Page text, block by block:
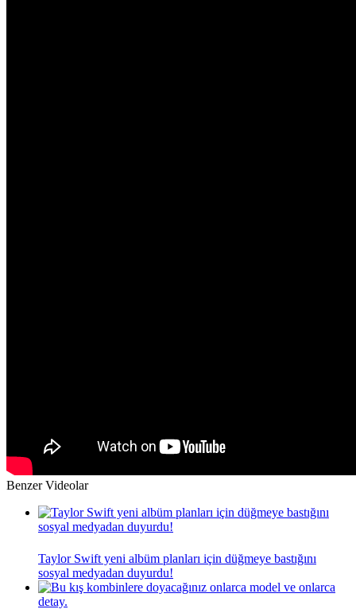
Benzer Videolar
Taylor Swift yeni albüm planları için düğmeye bastığını
sosyal medyadan duyurdu!